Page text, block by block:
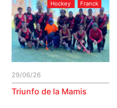
Hockey Franck
29/06/26
Triunfo de la Mamis